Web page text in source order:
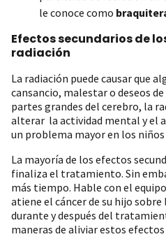
le conoce como
Efectos secundarios de
radiación
La radiación puede causar que
cansancio, malestar o deseos
partes grandes del cerebro, la
alterar la actividad mental y el
un problema mayor en los niños
La mayoría de los efectos
finaliza el tratamiento. Sin
más tiempo. Hable con el
atiene el cáncer de su hijo sobre
durante y después del
maneras de aliviar estos efectos